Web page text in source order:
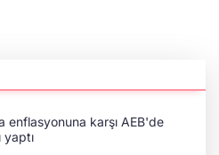
enflasyonuna karşı AEB'de
yaptı